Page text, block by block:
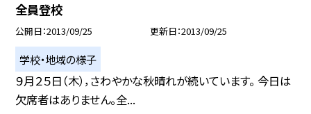
全員登校
公開日 2013/09/25 更新日 2013/09/25
学校・地域の様子
９月２５日（木），さわやかな秋晴れが続いています。 今日は
欠席者はありません。全...